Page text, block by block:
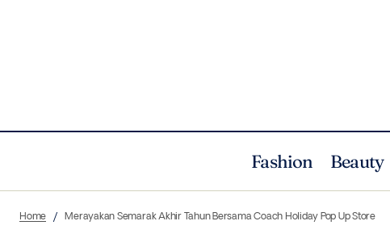
Fashion Beauty
Untuk Menyambut Musim Penuh
Fashion News
Home Merayakan Semarak Akhir Tahun Bersama Coach Holiday Pop Up Store